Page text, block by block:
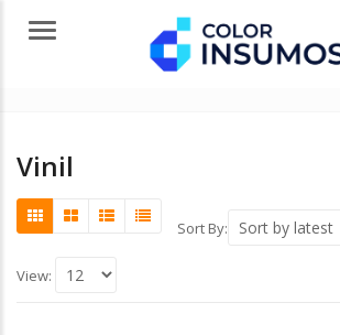
Menu
Vinil
Sort By:
View: